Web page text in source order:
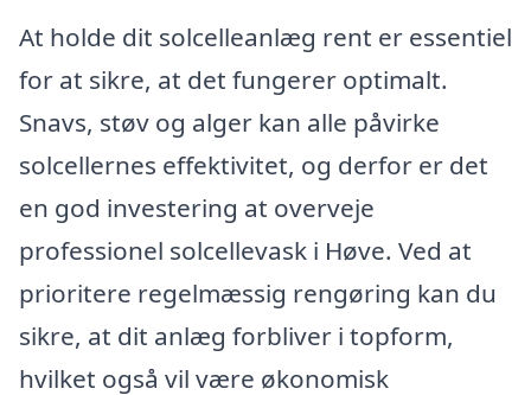
At holde dit solcelleanlæg rent er essentiel
for at sikre, at det fungerer optimalt.
Snavs, støv og alger kan alle påvirke
solcellernes effektivitet, og derfor er det
en god investering at overveje
professionel solcellevask i Høve. Ved at
prioritere regelmæssig rengøring kan du
sikre, at dit anlæg forbliver i topform,
hvilket også vil være økonomisk